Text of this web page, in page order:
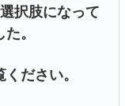
択肢になって
。
ださい。